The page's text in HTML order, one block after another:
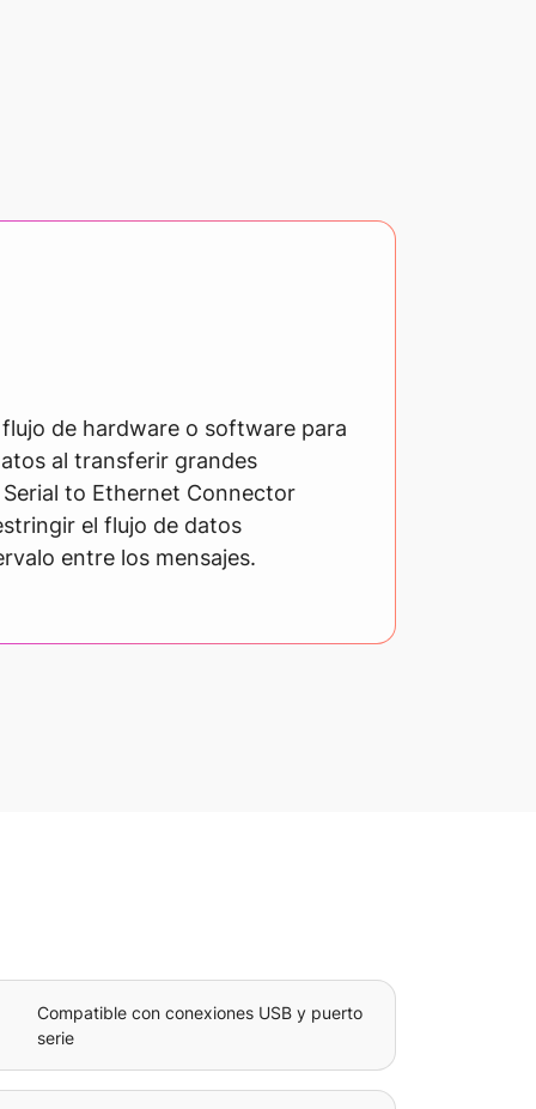
de hardware o software para
al transferir grandes
to Ethernet Connector
el flujo de datos
entre los mensajes.
Compatible con conexiones USB y puerto
serie